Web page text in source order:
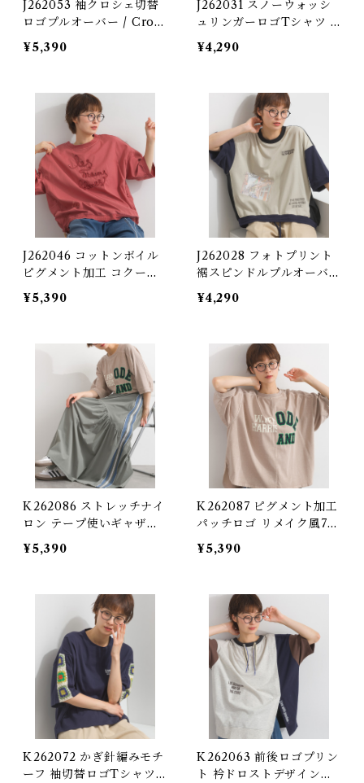
J262053 袖クロシェ切替
ロゴプルオーバー / Croc
het Sleeve Logo Pullov
er
¥5,390
J262031 スノーウォッシ
ュリンガーロゴTシャツ /
Snow Wash Ringer Log
o T-Shirt
¥4,290
J262046 コットンボイル
ピグメント加工 コクーン
Tブラウス / Pigment-Dy
ed Cotton Voile Cocoo
¥5,390
J262028 フォトプリント
裾スピンドルプルオーバー
/ Photo Print Hem Spin
dle Pullover
¥4,290
K262086 ストレッチナイ
ロン テープ使いギャザー
ロングスカート / Stretch
Nylon Tape-Detail Gat
¥5,390
K262087 ピグメント加工
パッチロゴ リメイク風7分
袖プルオーバー / Pigmen
t-Dyed Patch Logo Re
Pullover
¥5,390
K262072 かぎ針編みモチ
ーフ 袖切替ロゴTシャツ /
K262063 前後ロゴプリン
ト 衿ドロストデザインプ